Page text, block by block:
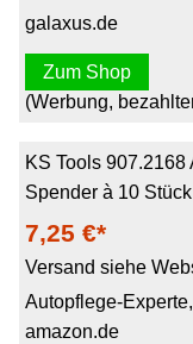
galaxus.de
Zum Shop
(Werbung,
KS Tools
Spender à 10 Stück
7,25 €*
Versand siehe
Autopflege-
amazon.de